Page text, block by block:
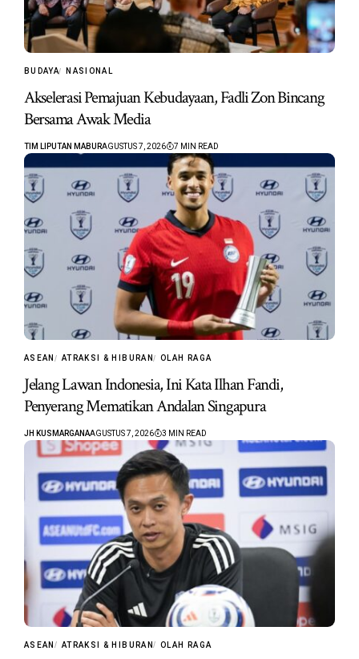
BUDAYA NASIONAL
Akselerasi Pemajuan Kebudayaan, Fadli Zon Bincang
Bersama Awak Media
TIM LIPUTAN MABURAGUSTUS 7, 2026 7 MIN READ
ASEAN ATRAKSI & HIBURAN OLAH RAGA
Jelang Lawan Indonesia, Ini Kata Ilhan Fandi,
Penyerang Mematikan Andalan Singapura
JH KUSMARGANAAGUSTUS 7, 2026 3 MIN READ
ASEAN ATRAKSI & HIBURAN OLAH RAGA